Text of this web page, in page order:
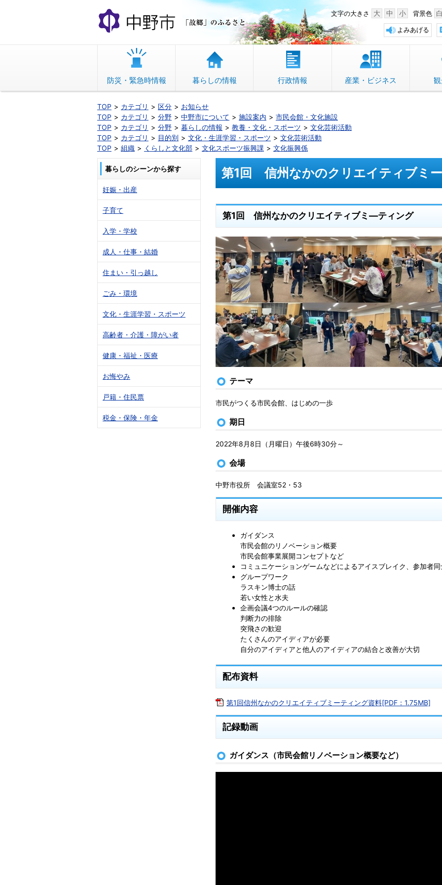
文
へ
動
中野市 「故郷」のふるさと 背景色
文字の大きさ 大 中 小
よみあげる
防災・緊急時情報 暮らしの情報 行政情報 産業・ビジネス
TOP カテゴリ 区分
お知らせ
TOP
カテゴリ 分野 中野市について 施設案内
市民会館・文化施設
TOP
カテゴリ 分野 暮らしの情報 教養・文化・スポーツ
文化芸術活動
TOP
カテゴリ 目的別 文化・生涯学習・スポーツ
文化芸術活動
TOP
組織 くらしと文化部 文化スポーツ振興課 文化振興係
第1回 信州なかのクリエイティブミ
第1回 信州なかのクリエイティブミ―ティング
テーマ
市民がつくる市民会館、はじめの一歩
期日
2022年8月8日（月曜日）午後6時30分～
会場
中野市役所 会議室52・53
開催内容
ガイダンス
市民会館のリノベーション概要
市民会館事業展開コンセプトなど
コミュニケーションゲームなどによるアイスブレイク、参加者
グループワーク
ラスキン博士の話
若い女性と水夫
企画会議4つのルールの確認
判断力の排除
突飛さの歓迎
たくさんのアイディアが必要
自分のアイディアと他人のアイディアの結合と改善が大切
配布資料
第1回信州なかのクリエイティブミーティング資料[PDF：1.75MB]
記録動画
ガイダンス（市民会館リノベーション概要など）
暮らしのシーンから探す
妊娠・出産
子育て
入学・学校
成人・仕事・結婚
住まい・引っ越し
ごみ・環境
文化・生涯学習・スポーツ
高齢者・介護・障がい者
健康・福祉・医療
お悔やみ
戸籍・住民票
税金・保険・年金